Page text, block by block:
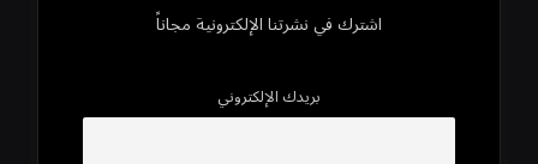
اشترك في نشرتنا الإلكترونية مجاناً
بريدك الإلكتروني